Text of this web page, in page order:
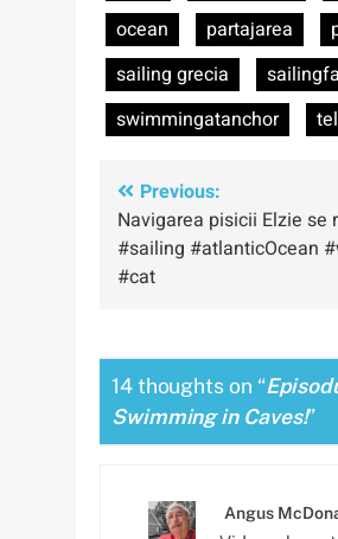
ocean
partajarea
sailing grecia
swimmingatanchor
Navigare
în
articole
Previous:
Navigarea pisicii Elzie se
#sailing #atlanticOcean
#cat
14 thoughts on “
Swimming in Caves!”
Angus